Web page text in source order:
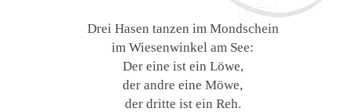
Drei Hasen tanzen im Mondschein
im Wiesenwinkel am See:
Der eine ist ein Löwe,
der andre eine Möwe,
der dritte ist ein Reh.